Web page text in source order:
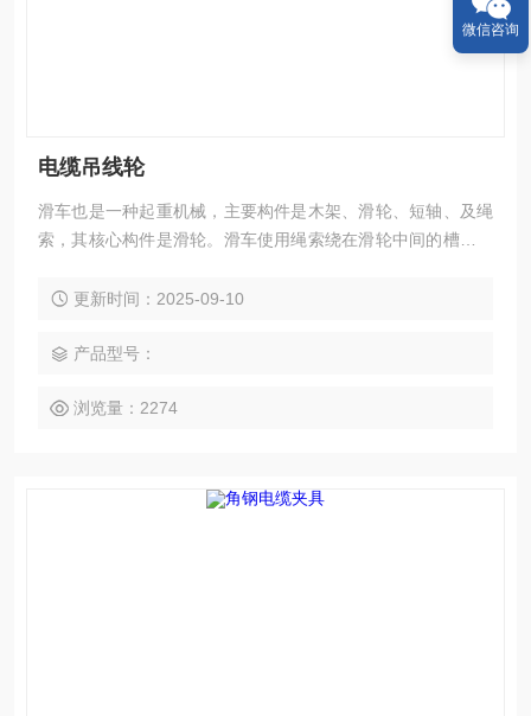
电缆吊线轮
滑车也是一种起重机械，主要构件是木架、滑轮、短轴、及绳
索，其核心构件是滑轮。滑车使用绳索绕在滑轮中间的槽内。
矿山,农业,电力,建筑等生产施工,码头,船坞,仓库的机器安装,货
更新时间：2025-09-10
产品型号：
浏览量：2274
微信咨询